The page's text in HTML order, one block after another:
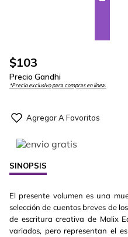
$103
Precio Gandhi
*Precio exclusivo para compras en línea.
SINOPSIS
El presente volumen es una
selección de cuentos breves de
de escritura creativa de Malix
variados, pero representan el